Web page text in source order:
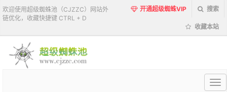
欢迎使用超级蜘蛛池（CJZZC）网站外
链优化，收藏快捷键 CTRL + D
开通超级蜘蛛VIP 搜索
收藏本站
超